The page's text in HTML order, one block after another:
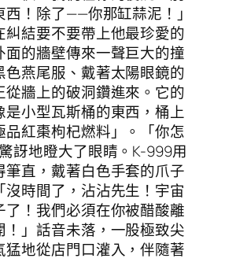
！除了——你那缸蒜泥！」
糾結要不要帶上他最珍愛的
面的牆壁傳來一聲巨大的撞
色燕尾服、戴著太陽眼鏡的
從牆上的破洞鑽進來。它的
是小型瓦斯桶的東西，桶上
品紅棗枸杞燃料」。「你怎
訝地瞪大了眼睛。K-999用
筆直，戴著白色手套的爪子
沒時間了，沾沾先生！宇宙
了！我們必須在你被醋酸離
！」話音未落，一股極致尖
猛地從店門口灌入，伴隨著